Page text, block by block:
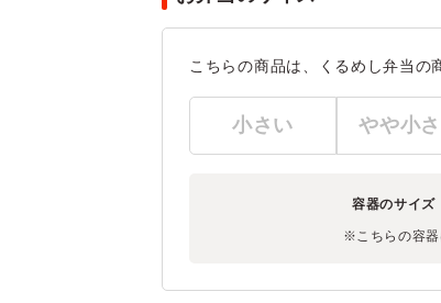
こちらの商品は、くるめし弁当の
小さい やや小
容器のサイズ
※こちらの容器